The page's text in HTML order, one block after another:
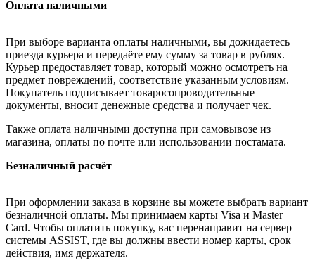
Оплата наличными
При выборе варианта оплаты наличными, вы дожидаетесь
приезда курьера и передаёте ему сумму за товар в рублях.
Курьер предоставляет товар, который можно осмотреть на
предмет повреждений, соответствие указанным условиям.
Покупатель подписывает товаросопроводительные
документы, вносит денежные средства и получает чек.
Также оплата наличными доступна при самовывозе из
магазина, оплаты по почте или использовании постамата.
Безналичный расчёт
При оформлении заказа в корзине вы можете выбрать вариант
безналичной оплаты. Мы принимаем карты Visa и Master
Card. Чтобы оплатить покупку, вас перенаправит на сервер
системы ASSIST, где вы должны ввести номер карты, срок
действия, имя держателя.